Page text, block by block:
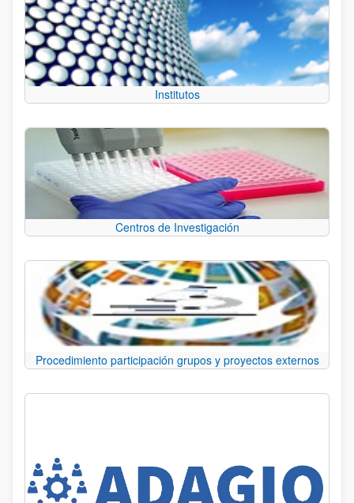
Institutos
Centros de Investigación
Procedimiento participación grupos y proyectos externos